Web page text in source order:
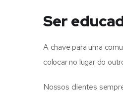
Ser
A chave para uma
colocar no lugar do
Nossos clientes